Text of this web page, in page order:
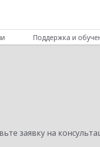
Поддержка и
заявку на